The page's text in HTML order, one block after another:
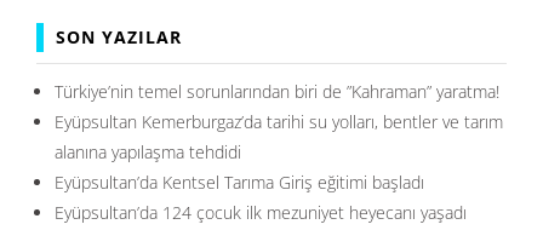
SON YAZILAR
Türkiye’nin temel sorunlarından biri de ”Kahraman” yaratma!
Eyüpsultan Kemerburgaz’da tarihi su yolları, bentler ve tarım
alanına yapılaşma tehdidi
Eyüpsultan’da Kentsel Tarıma Giriş eğitimi başladı
Eyüpsultan’da 124 çocuk ilk mezuniyet heyecanı yaşadı